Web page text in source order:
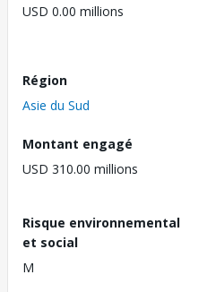
USD 0.00 millions
Région
Asie du Sud
Montant engagé
USD 310.00 millions
Risque environnemental
et social
M